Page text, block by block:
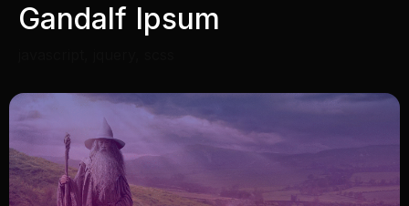
Gandalf Ipsum